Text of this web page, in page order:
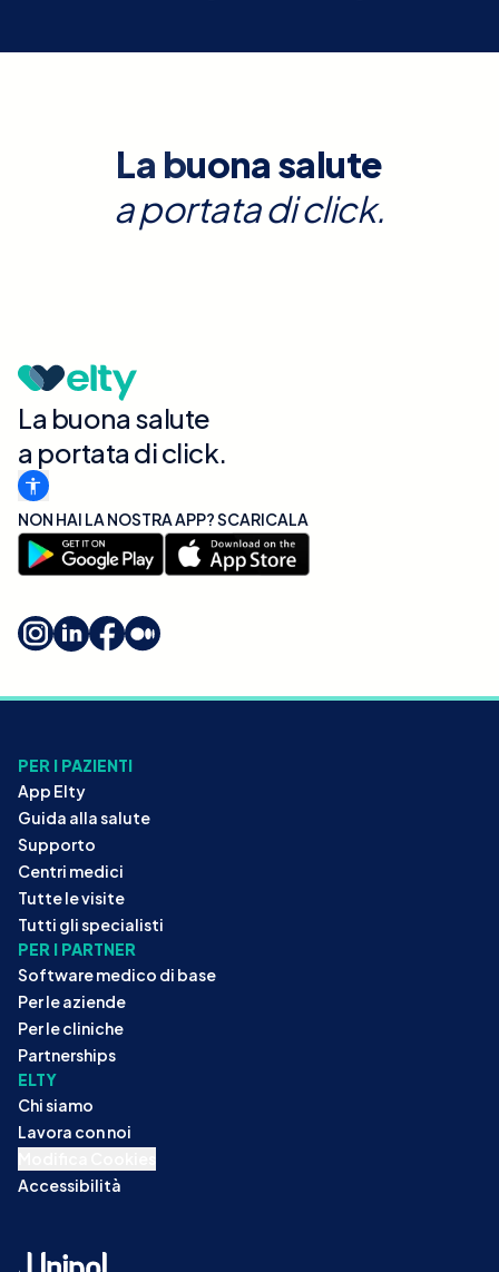
La buona salute
a portata di click.
La buona salute
a portata di click.
NON HAI LA NOSTRA APP? SCARICALA
PER I PAZIENTI
App Elty
Guida alla salute
Supporto
Centri medici
Tutte le visite
Tutti gli specialisti
PER I PARTNER
Software medico di base
Per le aziende
Per le cliniche
Partnerships
ELTY
Chi siamo
Lavora con noi
Accessibilità